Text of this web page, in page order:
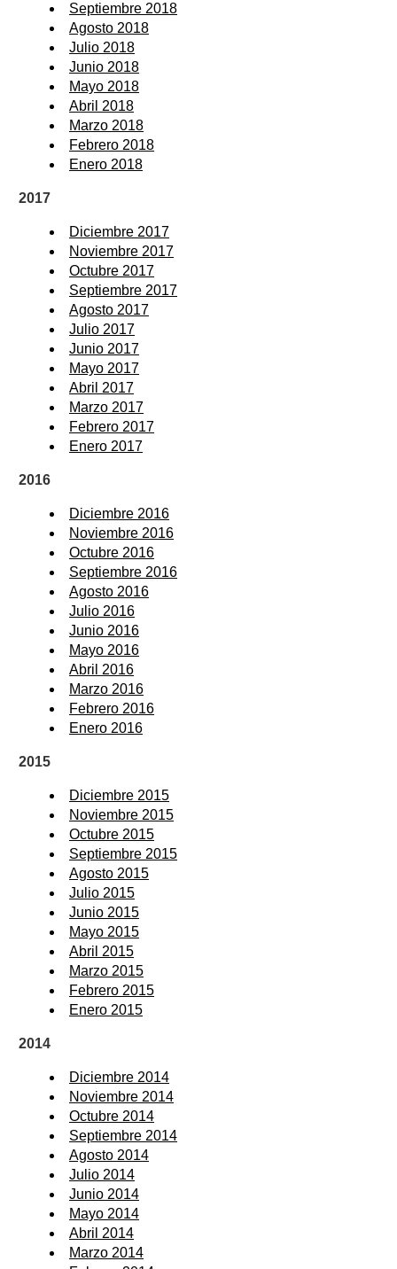
Septiembre 2018
Agosto 2018
Julio 2018
Junio 2018
Mayo 2018
Abril 2018
Marzo 2018
Febrero 2018
Enero 2018
2017
Diciembre 2017
Noviembre 2017
Octubre 2017
Septiembre 2017
Agosto 2017
Julio 2017
Junio 2017
Mayo 2017
Abril 2017
Marzo 2017
Febrero 2017
Enero 2017
2016
Diciembre 2016
Noviembre 2016
Octubre 2016
Septiembre 2016
Agosto 2016
Julio 2016
Junio 2016
Mayo 2016
Abril 2016
Marzo 2016
Febrero 2016
Enero 2016
2015
Diciembre 2015
Noviembre 2015
Octubre 2015
Septiembre 2015
Agosto 2015
Julio 2015
Junio 2015
Mayo 2015
Abril 2015
Marzo 2015
Febrero 2015
Enero 2015
2014
Diciembre 2014
Noviembre 2014
Octubre 2014
Septiembre 2014
Agosto 2014
Julio 2014
Junio 2014
Mayo 2014
Abril 2014
Marzo 2014